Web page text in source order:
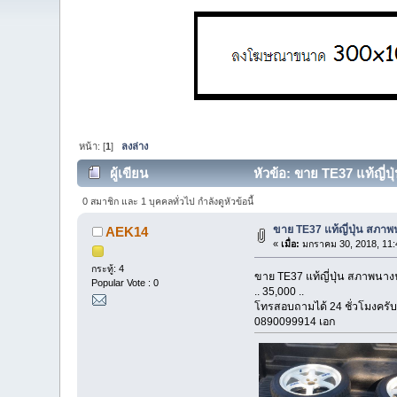
หน้า: [1] ลงล่าง
ผู้เขียน หัวข้อ: ขาย TE37 แท้ญี่ปุ่
0 สมาชิก และ 1 บุคคลทั่วไป กำลังดูหัวข้อนี้
AEK14
กระทู้: 4
Popular Vote : 0
ขาย TE37 แท้ญี่ปุ่น สภาพ
«เมื่อ: มกราคม 30, 2018,
ขาย TE37 แท้ญี่ปุ่น สภาพนาง
.. 35,000 ..
โทรสอบถามได้ 24 ชั่วโมงครับ
0890099914 เอก